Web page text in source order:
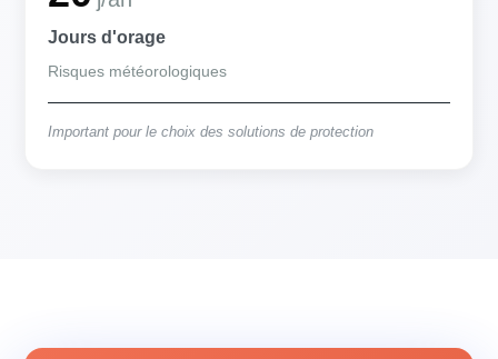
Jours d'orage
Risques météorologiques
Important pour le choix des solutions de protection